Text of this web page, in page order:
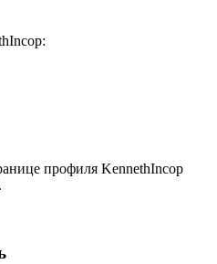
профиля KennethIncop